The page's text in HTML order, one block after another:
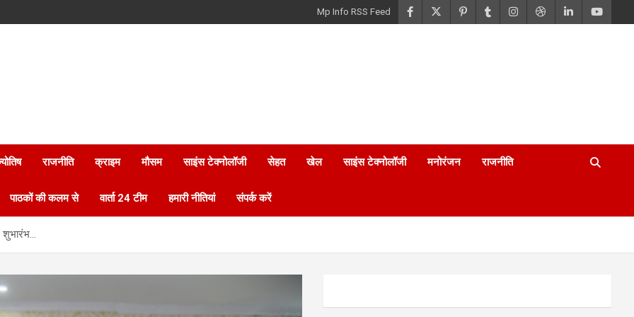
Mp Info RSS Feed
राजनीति क्राइम मौसम साइंस टेक्नोलॉजी सेहत खेल साइंस टेक्नोलॉजी मनोरंजन राजनीति
पाठकों की कलम से वार्ता 24 टीम हमारी नीतियां संपर्क करें
शुभारंभ…